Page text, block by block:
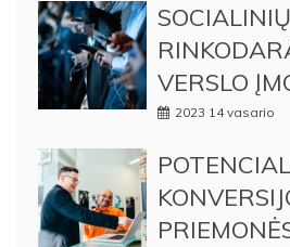
VERSLO
2023 14 vasario